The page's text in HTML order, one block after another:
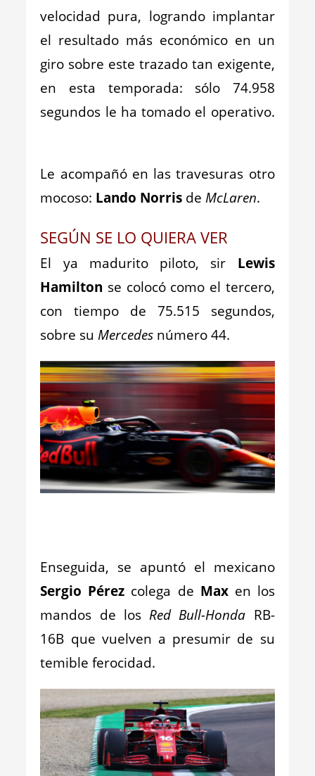
velocidad pura, logrando implantar
el resultado más económico en un
giro sobre este trazado tan exigente,
en esta temporada: sólo 74.958
segundos le ha tomado el operativo.
Le acompañó en las travesuras otro
mocoso: Lando Norris deMcLaren.
SEGÚN SE LO QUIERA VER
El ya madurito piloto, sir Lewis
Hamilton se colocó como el tercero,
con tiempo de 75.515 segundos,
sobre suMercedes número 44.
Enseguida, se apuntó el mexicano
Sergio Pérez colega de Maxen los
mandos de losRed Bull-Honda RB-
16B que vuelven a presumir de su
temible ferocidad.